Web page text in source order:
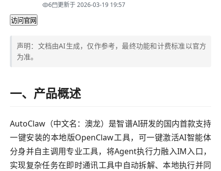
6
更新于2026-03-19 19:57
访问官网
声明：文档由AI生成，仅作参考，最终功能和计费标准以官方
为准。
一、产品概述
AutoClaw（中文名：澳龙）是智谱AI研发的国内首款支持
一键安装的本地版OpenClaw工具，可一键激活AI智能体
分身并自主调用专业工具，将Agent执行力融入IM入口，
实现复杂任务在即时通讯工具中自动拆解、本地执行并同